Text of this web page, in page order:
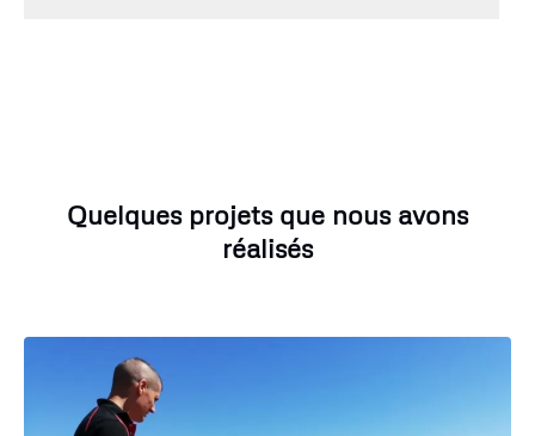
Quelques projets que nous avons
réalisés